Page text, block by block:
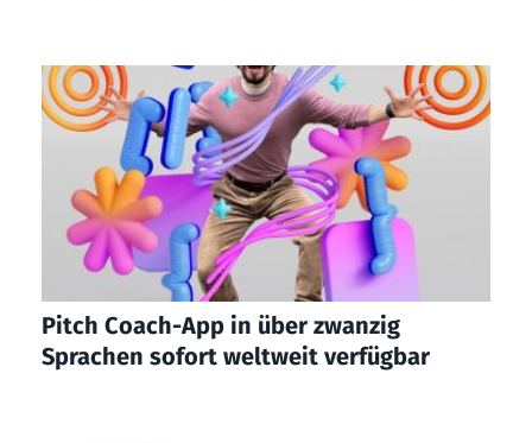
Pitch Coach-App in über zwanzig
Sprachen sofort weltweit verfügbar